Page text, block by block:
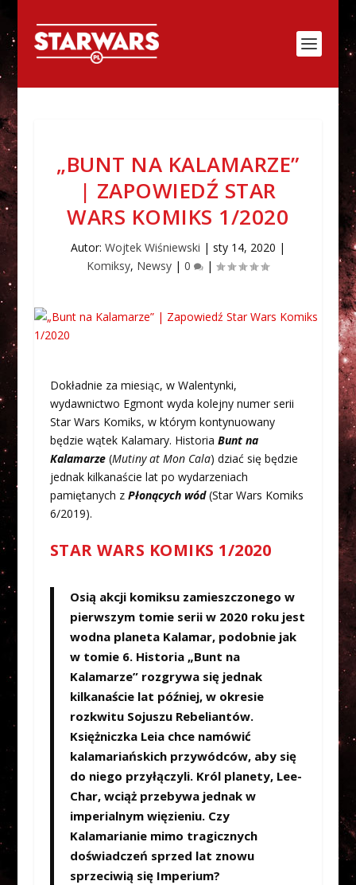
„BUNT NA KALAMARZE”
| ZAPOWIEDŹ STAR
WARS KOMIKS 1/2020
Autor: Wojtek Wiśniewski | sty 14, 2020 |
Komiksy, Newsy |0 |
Dokładnie za miesiąc, w Walentynki,
wydawnictwo Egmont wyda kolejny numer serii
Star Wars Komiks, w którym kontynuowany
będzie wątek Kalamary. Historia Bunt na
Kalamarze(Mutiny at Mon Cala) dziać się będzie
jednak kilkanaście lat po wydarzeniach
pamiętanych z Płonących wód(Star Wars Komiks
6/2019).
STAR WARS KOMIKS 1/2020
Osią akcji komiksu zamieszczonego w
pierwszym tomie serii w 2020 roku jest
wodna planeta Kalamar, podobnie jak
w tomie 6. Historia „Bunt na
Kalamarze” rozgrywa się jednak
kilkanaście lat później, w okresie
rozkwitu Sojuszu Rebeliantów.
Księżniczka Leia chce namówić
kalamariańskich przywódców, aby się
do niego przyłączyli. Król planety, Lee-
Char, wciąż przebywa jednak w
imperialnym więzieniu. Czy
Kalamarianie mimo tragicznych
doświadczeń sprzed lat znowu
sprzeciwią się Imperium?